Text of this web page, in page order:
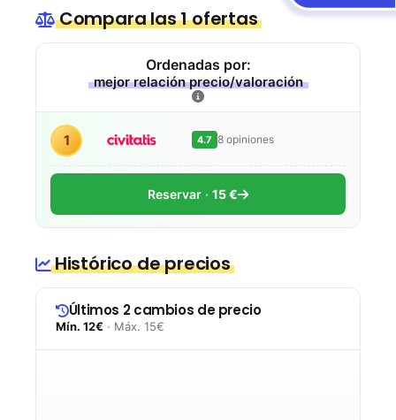
Compara las 1 ofertas
Ordenadas por:
mejor relación precio/valoración
1 4.7 8 opiniones
Reservar 15 €
Histórico de precios
Últimos 2 cambios de precio
Mín. 12€ · Máx. 15€